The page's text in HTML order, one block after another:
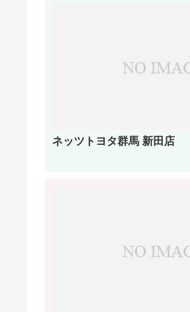
ネッツトヨタ群馬 新田店